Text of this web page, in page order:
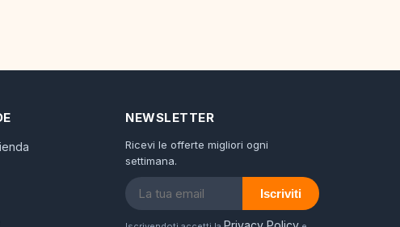
NEWSLETTER
Ricevi le offerte migliori ogni
settimana.
Iscriviti